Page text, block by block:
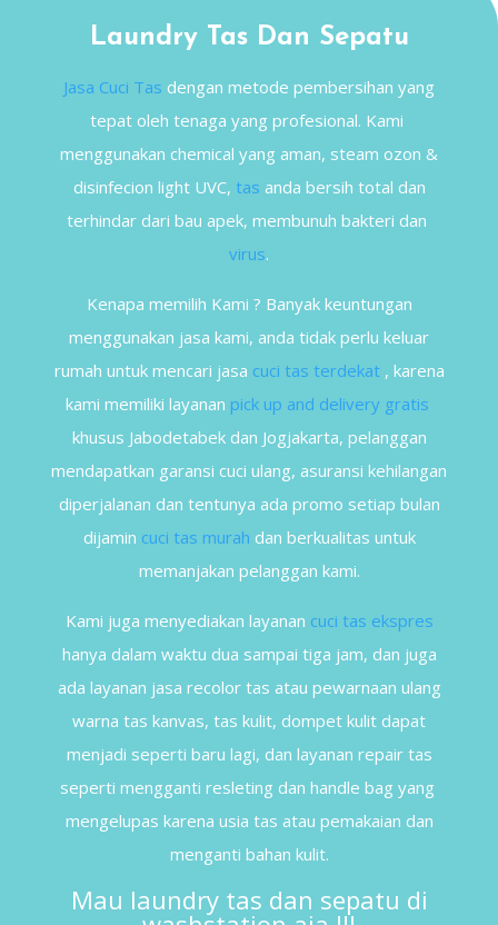
Laundry Tas Dan Sepatu
Jasa Cuci Tas dengan metode pembersihan yang
tepat oleh tenaga yang profesional. Kami
menggunakan chemical yang aman, steam ozon &
disinfecion light UVC, tas anda bersih total dan
terhindar dari bau apek, membunuh bakteri dan
virus.
Kenapa memilih Kami ? Banyak keuntungan
menggunakan jasa kami, anda tidak perlu keluar
rumah untuk mencari jasa cuci tas terdekat, karena
kami memiliki layanan pick up and delivery gratis
khusus Jabodetabek dan Jogjakarta, pelanggan
mendapatkan garansi cuci ulang, asuransi kehilangan
diperjalanan dan tentunya ada promo setiap bulan
dijamin cuci tas murah dan berkualitas untuk
memanjakan pelanggan kami.
Kami juga menyediakan layanan cuci tas ekspres
hanya dalam waktu dua sampai tiga jam, dan juga
ada layanan jasa recolor tas atau pewarnaan ulang
warna tas kanvas, tas kulit, dompet kulit dapat
menjadi seperti baru lagi, dan layanan repair tas
seperti mengganti resleting dan handle bag yang
mengelupas karena usia tas atau pemakaian dan
menganti bahan kulit.
Mau laundry tas dan sepatu di